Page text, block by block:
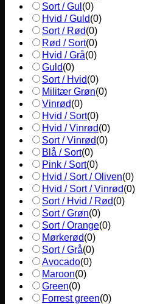
Sort / Gul (0)
Hvid / Guld(0)
Sort / Rød(0)
Rød / Sort(0)
Hvid / Grå(0)
Guld(0)
Sort / Hvid(0)
Militær Grøn(0)
Vinrød(0)
Hvid / Sort(0)
Hvid / Vinrød(0)
Sort / Vinrød(0)
Blå / Sort(0)
Pink / Sort(0)
Hvid / Sort / Oliven(0)
Hvid / Sort / Vinrød(0)
Sort / Hvid / Rød(0)
Sort / Grøn(0)
Sort / Orange(0)
Mørkerød(0)
Sort / Grå(0)
Avocado(0)
Maroon(0)
Green(0)
Forrest green(0)